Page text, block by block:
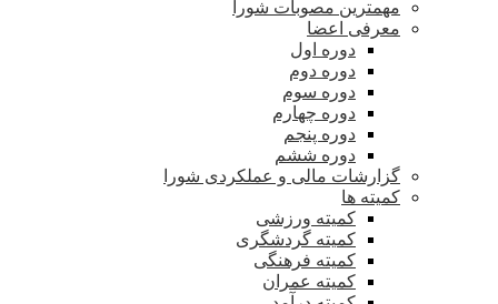
مهمترین مصوبات شورا
معرفی اعضا
دوره اول
دوره دوم
دوره سوم
دوره چهارم
دوره پنجم
دوره ششم
گزارشات مالی و عملکردی شورا
کمیته ها
کمیته ورزشی
کمیته گردشگری
کمیته فرهنگی
کمیته عمران